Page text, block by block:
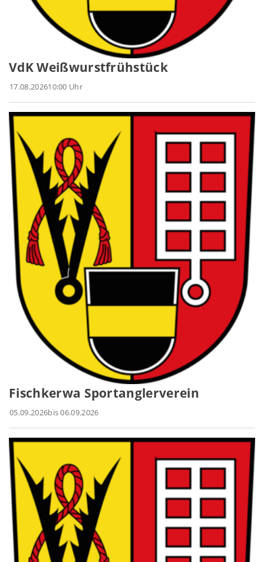
VdK Weißwurstfrühstück
17.08.202610:00 Uhr
Fischkerwa Sportanglerverein
05.09.2026bis 06.09.2026